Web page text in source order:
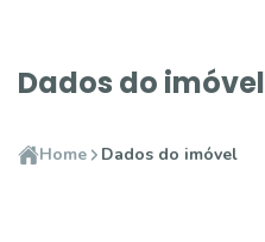
Dados do imóvel
Home Dados do imóvel